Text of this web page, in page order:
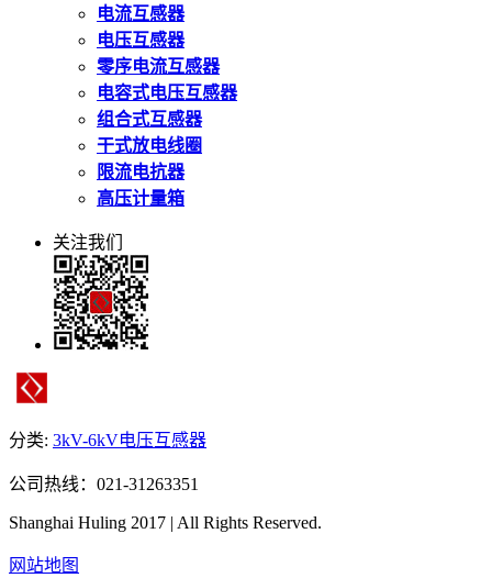
电流互感器
电压互感器
零序电流互感器
电容式电压互感器
组合式互感器
干式放电线圈
限流电抗器
高压计量箱
关注我们
分类: 3kV-6kV电压互感器
公司热线：021-31263351
Shanghai Huling 2017 | All Rights Reserved.
网站地图